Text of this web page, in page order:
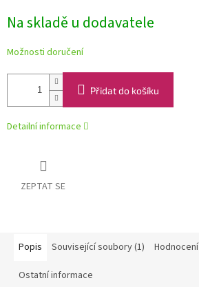
cena:
Na skladě u dodavatele
Možnosti doručení
Přidat do košíku
Detailní informace
ZEPTAT SE
Popis Související soubory (1) Hodnocení
Ostatní informace